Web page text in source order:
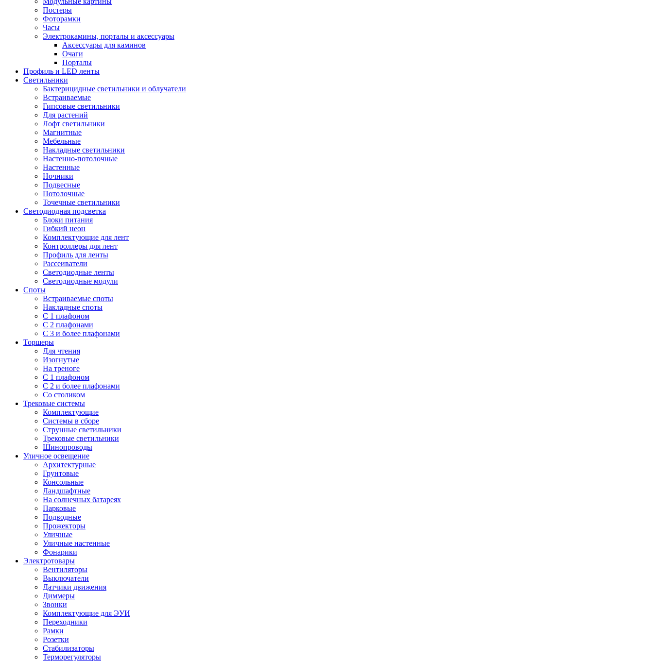
Постеры
Фоторамки
Часы
Электрокамины, порталы и аксессуары
Аксессуары для каминов
Очаги
Порталы
Профиль и LED ленты
Светильники
Бактерицидные светильники и облучатели
Встраиваемые
Гипсовые светильники
Для растений
Лофт светильники
Магнитные
Мебельные
Накладные светильники
Настенно-потолочные
Настенные
Ночники
Подвесные
Потолочные
Точечные светильники
Светодиодная подсветка
Блоки питания
Гибкий неон
Комплектующие для лент
Контроллеры для лент
Профиль для ленты
Рассеиватели
Светодиодные ленты
Светодиодные модули
Споты
Встраиваемые споты
Накладные споты
С 1 плафоном
С 2 плафонами
С 3 и более плафонами
Торшеры
Для чтения
Изогнутые
На треноге
С 1 плафоном
С 2 и более плафонами
Со столиком
Трековые системы
Комплектующие
Системы в сборе
Струнные светильники
Трековые светильники
Шинопроводы
Уличное освещение
Архитектурные
Грунтовые
Консольные
Ландшафтные
На солнечных батареях
Парковые
Подводные
Прожекторы
Уличные
Уличные настенные
Фонарики
Электротовары
Вентиляторы
Выключатели
Датчики движения
Диммеры
Звонки
Комплектующие для ЭУИ
Переходники
Рамки
Розетки
Стабилизаторы
Терморегуляторы